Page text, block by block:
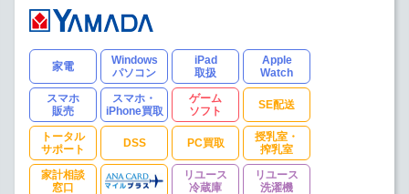
家電
Windows
パソコン
iPad
取扱
Apple
Watch
スマホ
販売
スマホ・
iPhone買取
ゲーム
ソフト
SE配送
トータル
サポート
DSS PC買取
授乳室・
搾乳室
家計相談
窓口
リユース
冷蔵庫
リユース
洗濯機